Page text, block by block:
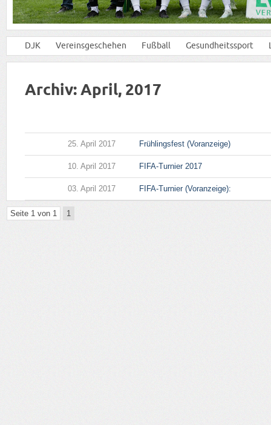
DJK Vereinsgeschehen Fußball Gesundheitssport
Archiv: April, 2017
25. April 2017 Frühlingsfest (Voranzeige)
10. April 2017 FIFA-Turnier 2017
03. April 2017 FIFA-Turnier (Voranzeige):
Seite 1 von 1 1